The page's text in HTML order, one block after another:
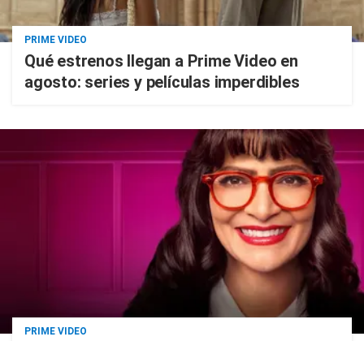
PRIME VIDEO
Qué estrenos llegan a Prime Video en
agosto: series y películas imperdibles
PRIME VIDEO